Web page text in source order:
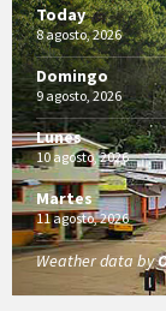
Today
8 agosto, 2026
Domingo
9 agosto, 2026
Lunes
10 agosto, 2026
Martes
11 agosto, 2026
Weather data by